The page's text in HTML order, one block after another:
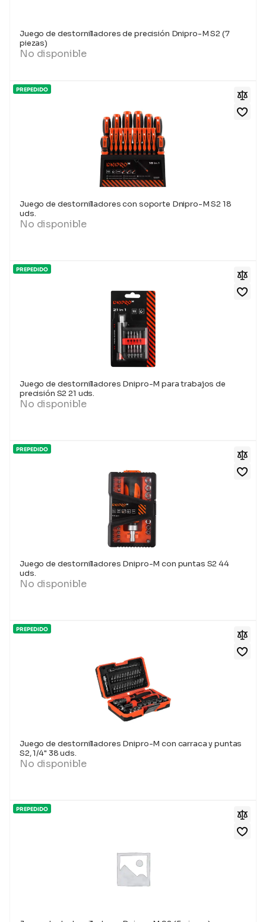
Juego de destornilladores de precisión Dnipro-M S2 (7
piezas)
No disponible
PREPEDIDO
Juego de destornilladores con soporte Dnipro-M S2 18
uds.
No disponible
PREPEDIDO
Juego de destornilladores Dnipro-M para trabajos de
precisión S2 21 uds.
No disponible
PREPEDIDO
Juego de destornilladores Dnipro-M con puntas S2 44
uds.
No disponible
PREPEDIDO
Juego de destornilladores Dnipro-M con carraca y puntas
S2, 1/4" 38 uds.
No disponible
PREPEDIDO